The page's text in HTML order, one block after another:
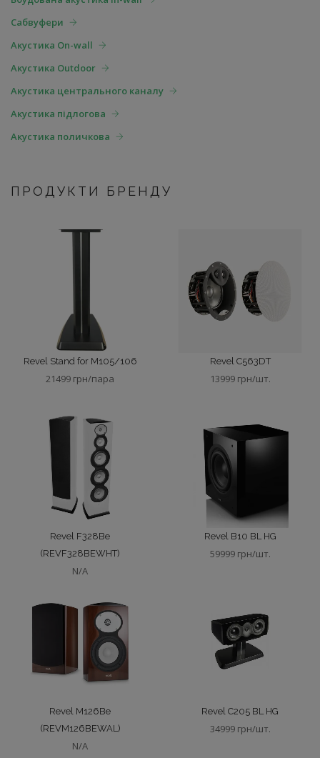
Сабвуфери
Акустика On-wall
Акустика Outdoor
Акустика центрального каналу
Акустика підлогова
Акустика поличкова
ПРОДУКТИ БРЕНДУ
Revel Stand for M105/106
21499 грн/пара
Revel C563DT
13999 грн/шт.
Revel F328Be
(REVF328BEWHT)
N/A
Revel B10 BL HG
59999 грн/шт.
Revel M126Be
(REVM126BEWAL)
N/A
Revel C205 BL HG
34999 грн/шт.